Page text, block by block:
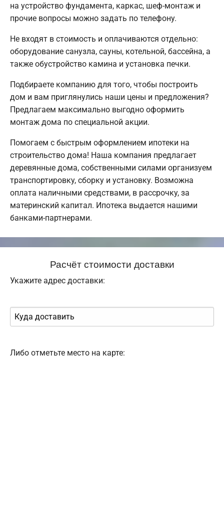
на устройство фундамента, каркас, шеф-монтаж и
прочие вопросы можно задать по телефону.
Не входят в стоимость и оплачиваются отдельно:
оборудование санузла, сауны, котельной, бассейна, а
также обустройство камина и установка печки.
Подбираете компанию для того, чтобы построить
дом и вам приглянулись наши цены и предложения?
Предлагаем максимально выгодно оформить
монтаж дома по специальной акции.
Помогаем с быстрым оформлением ипотеки на
строительство дома! Наша компания предлагает
деревянные дома, собственными силами организуем
транспортировку, сборку и установку. Возможна
оплата наличными средствами, в рассрочку, за
материнский капитал. Ипотека выдается нашими
банками-партнерами.
Расчёт стоимости доставки
Укажите адрес доставки:
Либо отметьте место на карте: